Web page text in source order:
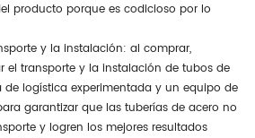
producto porque es codicioso por lo
y la instalación: al comprar,
el transporte y la instalación de tubos de
de logística experimentada y un equipo de
garantizar que las tuberías de acero no
y logren los mejores resultados